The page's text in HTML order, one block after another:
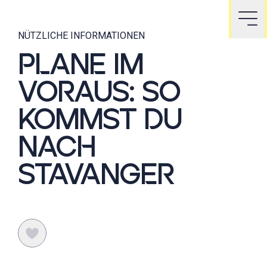
NÜTZLICHE INFORMATIONEN
PLANE IM
VORAUS: SO
KOMMST DU
NACH
STAVANGER